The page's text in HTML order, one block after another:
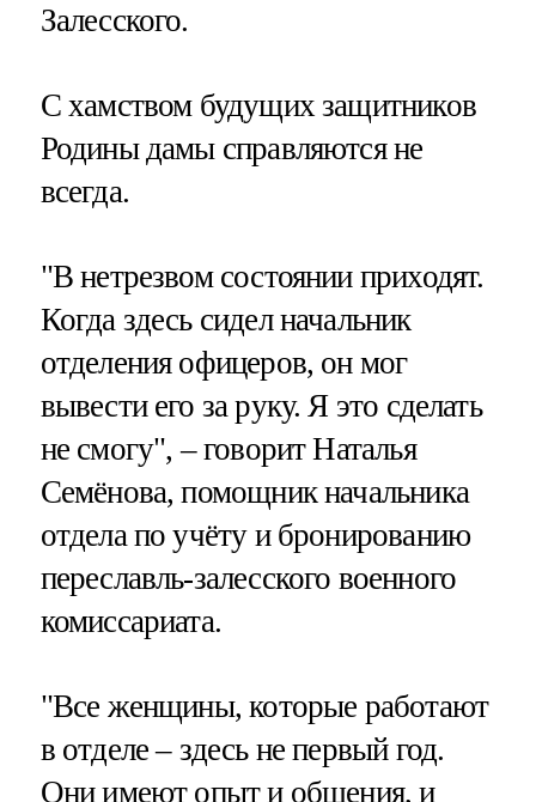
Залесского.
C хамством будущих защитников
Родины дамы справляются не
всегда.
"В нетрезвом состоянии приходят.
Когда здесь сидел начальник
отделения офицеров, он мог
вывести его за руку. Я это сделать
не смогу", – говорит Наталья
Семёнова, помощник начальника
отдела по учёту и бронированию
переславль-залесского военного
комиссариата.
"Все женщины, которые работают
в отделе – здесь не первый год.
Они имеют опыт и общения, и